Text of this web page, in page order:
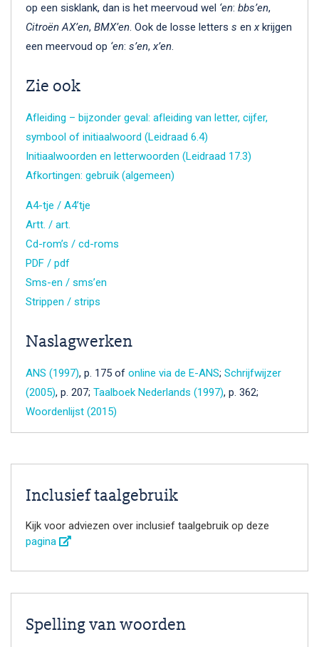
op een sisklank, dan is het meervoud wel ‘en: bbs’en,
Citroën AX’en, BMX’en. Ook de losse letters s enxkrijgen
een meervoud op ‘en: s’en,x’en.
Zie ook
Afleiding – bijzonder geval: afleiding van letter, cijfer,
symbool of initiaalwoord (Leidraad 6.4)
Initiaalwoorden en letterwoorden (Leidraad 17.3)
Afkortingen: gebruik (algemeen)
A4-tje / A4’tje
Artt. / art.
Cd-rom’s / cd-roms
PDF / pdf
Sms-en / sms’en
Strippen / strips
Naslagwerken
ANS (1997), p. 175 of online via de E-ANS; Schrijfwijzer
(2005), p. 207; Taalboek Nederlands (1997), p. 362;
Woordenlijst (2015)
Inclusief taalgebruik
Kijk voor adviezen over inclusief taalgebruik op deze
pagina
Spelling van woorden